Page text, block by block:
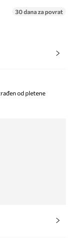
30 dana za povrat
od pletene